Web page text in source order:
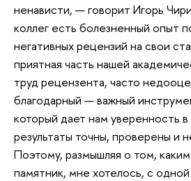
ненависти, — говорит Игорь
коллег есть болезненный опыт
негативных рецензий на свои
приятная часть нашей
труд рецензента, часто
благодарный — важный
который дает нам уверенность
результаты точны, проверены и
Поэтому, размышляя о том,
памятник, мне хотелось, с